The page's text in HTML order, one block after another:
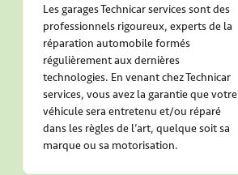
Les garages Technicar services sont des
professionnels rigoureux, experts de la
réparation automobile formés
régulièrement aux dernières
technologies. En venant chez Technicar
services, vous avez la garantie que votre
véhicule sera entretenu et/ou réparé
dans les règles de l’art, quelque soit sa
marque ou sa motorisation.